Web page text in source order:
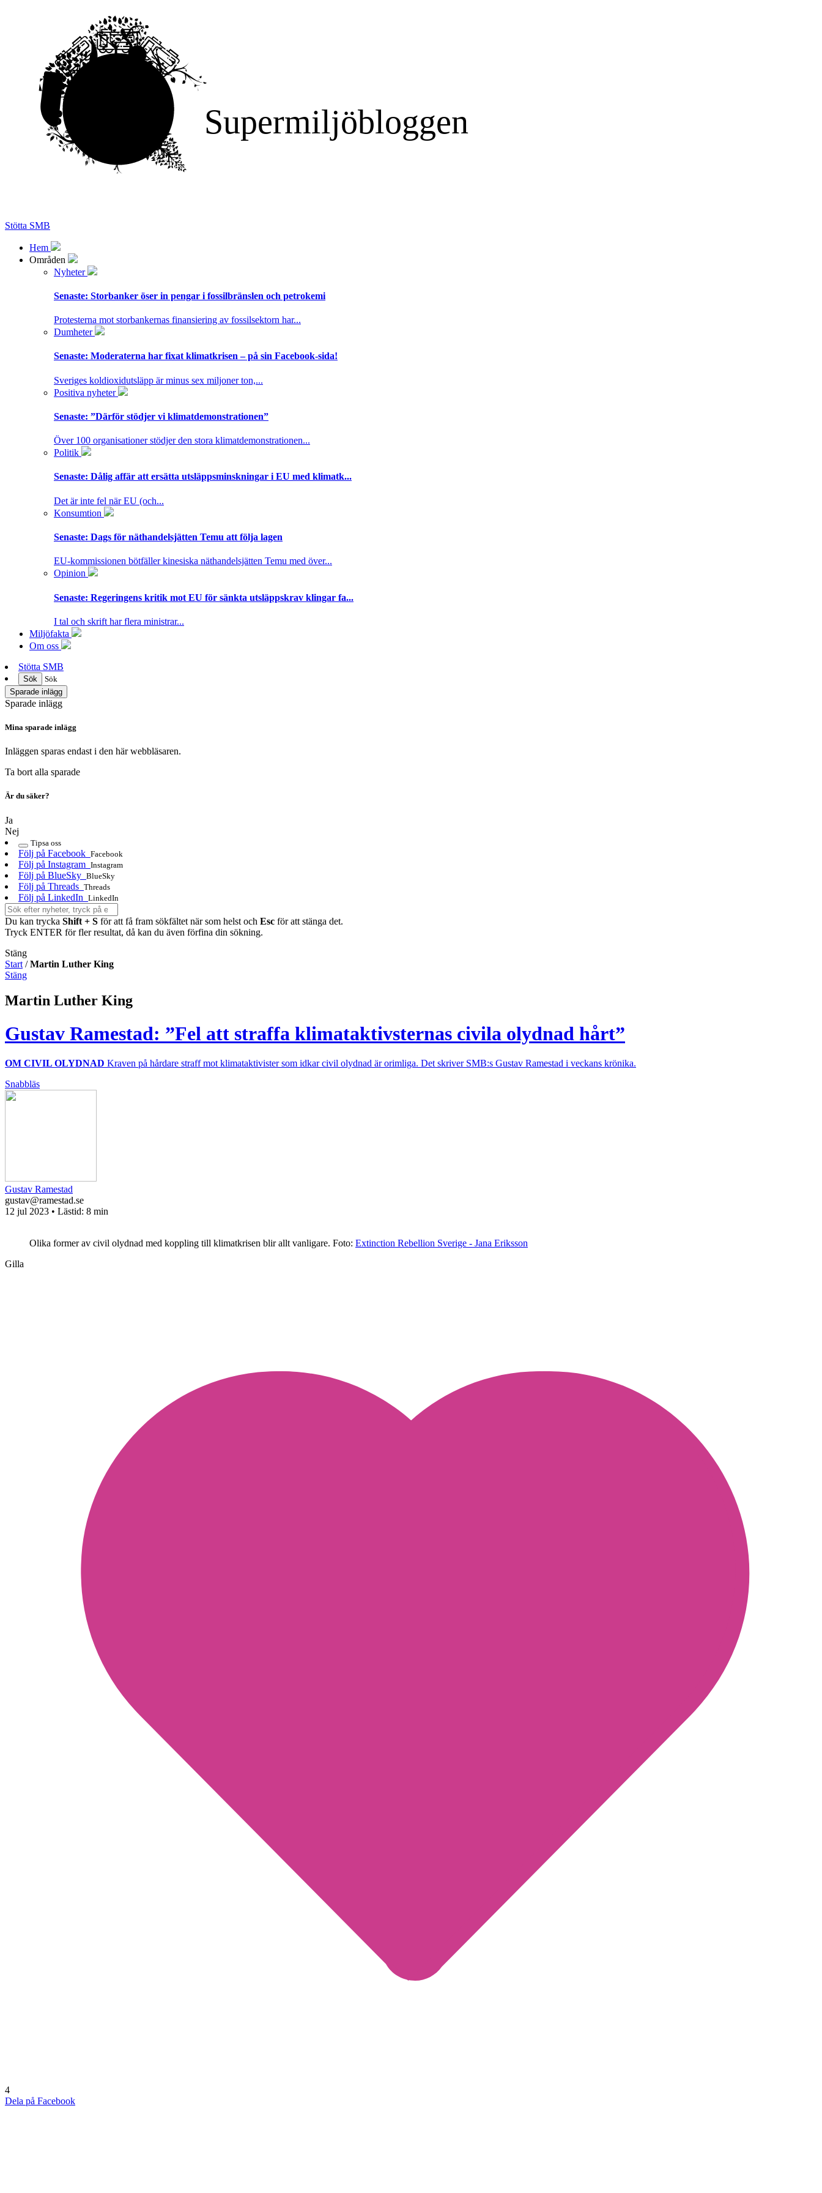
Supermiljöbloggen
Stötta SMB
Hem
Områden
Nyheter
Senaste: Storbanker öser in pengar i fossilbränslen och petrokemi
Protesterna mot storbankernas finansiering av fossilsektorn har...
Dumheter
Senaste: Moderaterna har fixat klimatkrisen – på sin Facebook-sida!
Sveriges koldioxidutsläpp är minus sex miljoner ton,...
Positiva nyheter
Senaste: ”Därför stödjer vi klimatdemonstrationen”
Över 100 organisationer stödjer den stora klimatdemonstrationen...
Politik
Senaste: Dålig affär att ersätta utsläppsminskningar i EU med klimatk...
Det är inte fel när EU (och...
Konsumtion
Senaste: Dags för näthandelsjätten Temu att följa lagen
EU-kommissionen bötfäller kinesiska näthandelsjätten Temu med över...
Opinion
Senaste: Regeringens kritik mot EU för sänkta utsläppskrav klingar fa...
I tal och skrift har flera ministrar...
Miljöfakta
Om oss
Stötta SMB
Sök
Sök
Sparade inlägg
Sparade inlägg
Mina sparade inlägg
Inläggen sparas endast i den här webbläsaren.
Ta bort alla sparade
Är du säker?
Ja
Nej
Tipsa oss
Följ på Facebook Facebook
Följ på Instagram Instagram
Följ på BlueSky BlueSky
Följ på Threads Threads
Följ på LinkedIn LinkedIn
Du kan trycka Shift + S för att få fram sökfältet när som helst och Esc för att stänga det.
Tryck ENTER för fler resultat, då kan du även förfina din sökning.
Stäng
Start /Martin Luther King
Stäng
Martin Luther King
Gustav Ramestad: ”Fel att straffa klimataktivsternas civila olydnad hårt”
OM CIVIL OLYDNAD Kraven på hårdare straff mot klimataktivister som idkar civil olydnad är orimliga. Det skriver SMB:s Gustav Ramestad i veckans krönika.
Snabbläs
Gustav Ramestad
gustav@ramestad.se
12 jul 2023 • Lästid: 8 min
Olika former av civil olydnad med koppling till klimatkrisen blir allt vanligare. Foto: Extinction Rebellion Sverige - Jana Eriksson
Gilla
4
Dela på Facebook